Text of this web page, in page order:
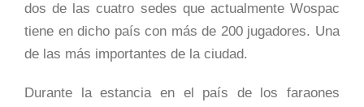
dos de las cuatro sedes que actualmente Wospac
tiene en dicho país con más de 200 jugadores. Una
de las más importantes de la ciudad.
Durante la estancia en el país de los faraones